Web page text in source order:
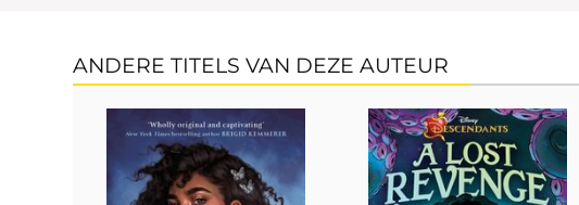
ANDERE TITELS VAN DEZE AUTEUR